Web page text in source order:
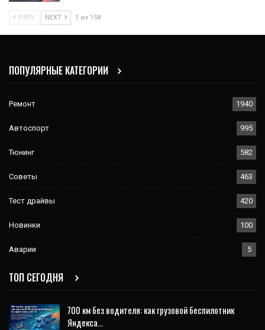
PREV NEXT 1 из 158
ПОПУЛЯРНЫЕ КАТЕГОРИИ
Ремонт 1940
Автоспорт 995
Тюнинг 582
Советы 463
Тест драйвы 420
Новинки 100
Аварии 5
ТОП СЕГОДНЯ
700 км без водителя: как грузовой беспилотник
Яндекса…